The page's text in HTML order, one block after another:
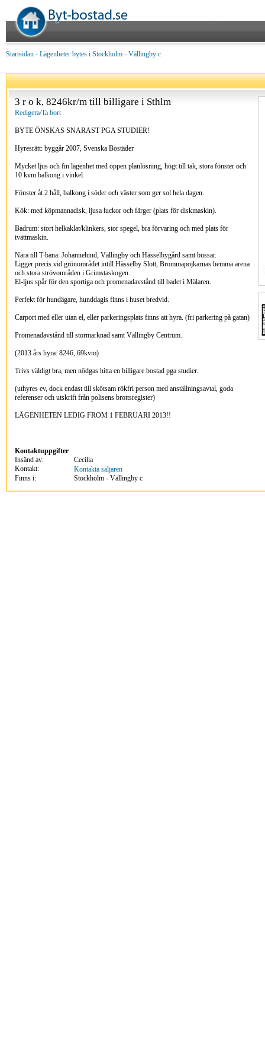
Startsidan - Lägenheter bytes i Stockholm - Vällingby c
3 r o k, 8246kr/m till billigare i Sthlm
Redigera/Ta bort
BYTE ÖNSKAS SNARAST PGA STUDIER!
Hyresrätt: byggår 2007, Svenska Bostäder
Mycket ljus och fin lägenhet med öppen planlösning, högt till tak, stora fönster och
10 kvm balkong i vinkel.
Fönster åt 2 håll, balkong i söder och väster som ger sol hela dagen.
Kök: med köpmannadisk, ljusa luckor och färger (plats för diskmaskin).
Badrum: stort helkaklat/klinkers, stor spegel, bra förvaring och med plats för
tvättmaskin.
Nära till T-bana: Johannelund, Vällingby och Hässelbygård samt bussar.
Ligger precis vid grönområdet intill Hässelby Slott, Brommapojkarnas hemma arena
och stora strövområden i Grimstaskogen.
El-ljus spår för den sportiga och promenadavstånd till badet i Mälaren.
Perfekt för hundägare, hunddagis finns i huset bredvid.
Carport med eller utan el, eller parkeringsplats finns att hyra. (fri parkering på gatan)
Promenadavstånd till stormarknad samt Vällingby Centrum.
(2013 års hyra: 8246, 69kvm)
Trivs väldigt bra, men nödgas hitta en billigare bostad pga studier.
(uthyres ev, dock endast till skötsam rökfri person med anställningsavtal, goda
referenser och utskrift från polisens brottsregister)
LÄGENHETEN LEDIG FROM 1 FEBRUARI 2013!!
Kontaktuppgifter
Insänd av:
Cecilia
Kontakt:
Kontakta säljaren
Finns i:
Stockholm - Vällingby c